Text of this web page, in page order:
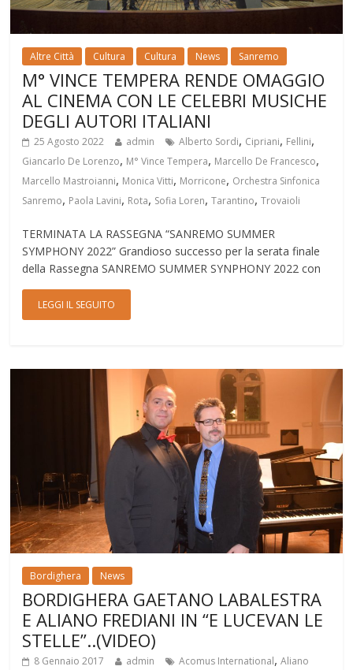
Altre Città Cultura Cultura News Sanremo
M° VINCE TEMPERA RENDE OMAGGIO
AL CINEMA CON LE CELEBRI MUSICHE
DEGLI AUTORI ITALIANI
25 Agosto 2022 admin Alberto Sordi, Cipriani, Fellini,
Giancarlo De Lorenzo, M° Vince Tempera, Marcello De Francesco,
Marcello Mastroianni, Monica Vitti, Morricone, Orchestra Sinfonica
Sanremo, Paola Lavini, Rota, Sofia Loren,Tarantino,Trovaioli
TERMINATA LA RASSEGNA “SANREMO SUMMER
SYMPHONY 2022” Grandioso successo per la serata finale
della Rassegna SANREMO SUMMER SYNPHONY 2022 con
LEGGI IL SEGUITO
Bordighera News
BORDIGHERA GAETANO LABALESTRA
E ALIANO FREDIANI IN “E LUCEVAN LE
STELLE”..(VIDEO)
8 Gennaio 2017 admin Acomus International,Aliano